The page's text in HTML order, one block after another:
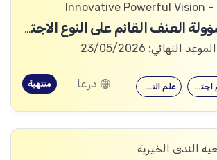
Innovative Powerful Vision -
مسؤولة العنف القائم على النوع الاجتماعي
الموعد النهائي: 23/05/2026
علم النفس علم اجتماع درعا منتهية
الندى الخيرية